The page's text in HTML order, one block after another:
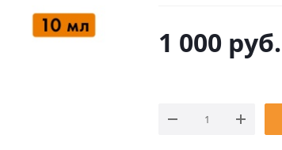
1 000 руб.